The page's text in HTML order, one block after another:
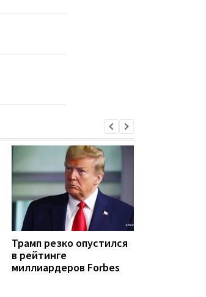
Трамп резко опустился
в рейтинге
миллиардеров Forbes